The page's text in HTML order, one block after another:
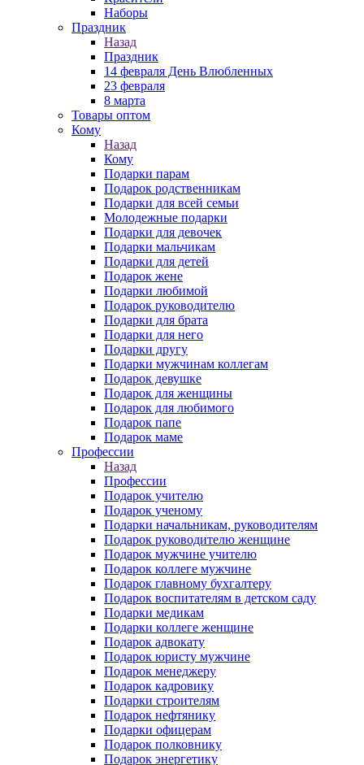
Наборы
Праздник
Назад
Праздник
14 февраля День Влюбленных
23 февраля
8 марта
Товары оптом
Кому
Назад
Кому
Подарки парам
Подарок родственникам
Подарки для всей семьи
Молодежные подарки
Подарки для девочек
Подарки мальчикам
Подарки для детей
Подарок жене
Подарки любимой
Подарок руководителю
Подарки для брата
Подарки для него
Подарки другу
Подарки мужчинам коллегам
Подарок девушке
Подарок для женщины
Подарок для любимого
Подарок папе
Подарок маме
Профессии
Назад
Профессии
Подарок учителю
Подарок ученому
Подарки начальникам, руководителям
Подарок руководителю женщине
Подарок мужчине учителю
Подарок коллеге мужчине
Подарок главному бухгалтеру
Подарок воспитателям в детском саду
Подарки медикам
Подарки коллеге женщине
Подарок адвокату
Подарок юристу мужчине
Подарок менеджеру
Подарок кадровику
Подарки строителям
Подарок нефтянику
Подарки офицерам
Подарок полковнику
Подарок энергетику